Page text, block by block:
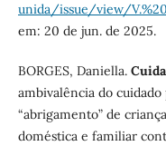
unida/issue/view/
em: 20 de jun. de 2025.
BORGES, Daniella.
ambivalência do
“abrigamento” de
doméstica e familiar